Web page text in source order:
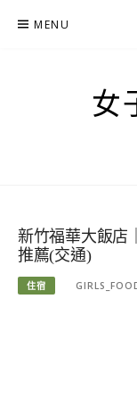
MENU
女
新竹福華大飯店
推薦(交通)
住宿